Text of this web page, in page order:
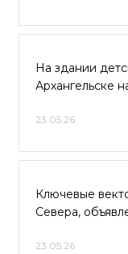
На здании
Архангельске
23.05.26
Ключевые
Севера,
23.05.26